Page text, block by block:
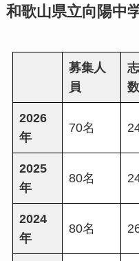
和歌山県立向陽中
募集人
員
数
2026
年
70名
2025
年
80名
2024
年
80名